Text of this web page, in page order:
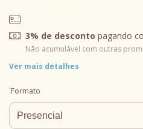
3% de desconto pagando
Não acumulável com outras
Ver mais detalhes
´Formato